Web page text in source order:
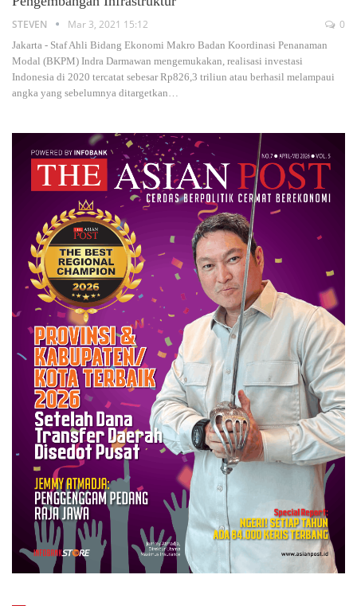
STEVEN Mar 3, 2021 15:12 0
Jakarta - Staf Ahli Bidang Ekonomi Makro Badan Koordinasi Penanaman
Modal (BKPM) Indra Darmawan mengemukakan, realisasi investasi
Indonesia di 2020 tercatat sebesar Rp826,3 triliun atau berhasil melampaui
angka yang sebelumnya ditargetkan…